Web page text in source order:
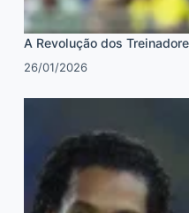
A Revolução dos
26/01/2026